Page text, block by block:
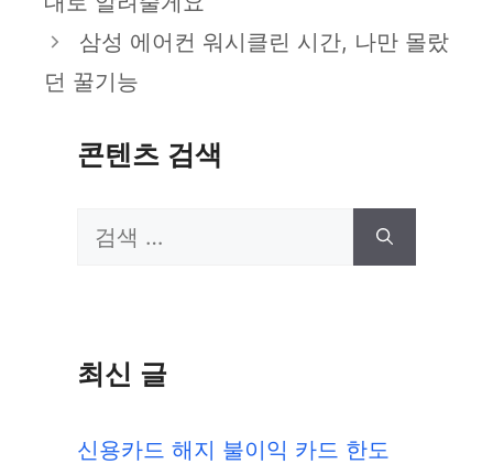
리
삼성 에어컨 워시클린 시간, 나만 몰랐
던 꿀기능
콘텐츠 검색
검
최신 글
신용카드 해지 불이익 카드 한도